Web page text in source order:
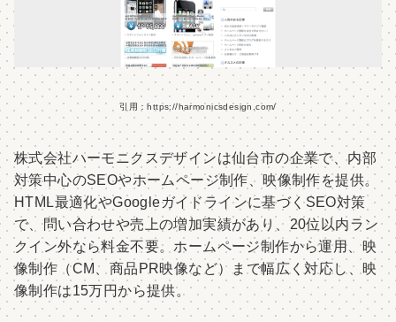
引用：https://harmonicsdesign.com/
株式会社ハーモニクスデザインは仙台市の企業で、内部
対策中心のSEOやホームページ制作、映像制作を提供。
HTML最適化やGoogleガイドラインに基づくSEO対策
で、問い合わせや売上の増加実績があり、20位以内ラン
クイン外なら料金不要。ホームページ制作から運用、映
像制作（CM、商品PR映像など）まで幅広く対応し、映
像制作は15万円から提供。